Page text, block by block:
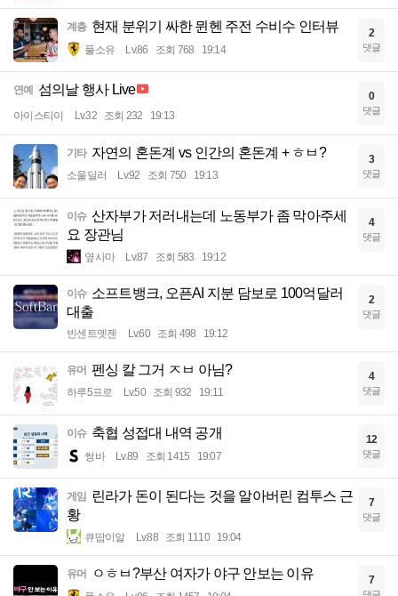
계층 현재 분위기 싸한 뮌헨 주전 수비수 인터뷰
풀소유 Lv.86 조회 768 19:14
2
댓글
연예 섬의날 행사 Live
아이스티이 Lv.32 조회 232 19:13
0
댓글
기타 자연의 혼돈계 vs 인간의 혼돈계 + ㅎㅂ?
소울딜러 Lv.92 조회 750 19:13
3
댓글
이슈 산자부가 저러내는데 노동부가 좀 막아주세
요 장관님
옆사마 Lv.87 조회 583 19:12
4
댓글
이슈 소프트뱅크, 오픈AI 지분 담보로 100억달러
대출
빈센트멧젠 Lv.60 조회 498 19:12
2
댓글
유머 펜싱 칼 그거 ㅈㅂ 아님?
하루5프로 Lv.50 조회 932 19:11
4
댓글
이슈 축협 성접대 내역 공개
썽바 Lv.89 조회 1415 19:07
12
댓글
게임 린라가 돈이 된다는 것을 알아버린 컴투스 근
황
큐땁이알 Lv.88 조회 1110 19:04
7
댓글
유머 ㅇㅎㅂ?부산 여자가 야구 안보는 이유 7